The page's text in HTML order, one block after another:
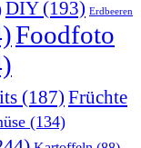
DIY(193) Erdbeeren
Foodfoto
(187) Früchte
(134)